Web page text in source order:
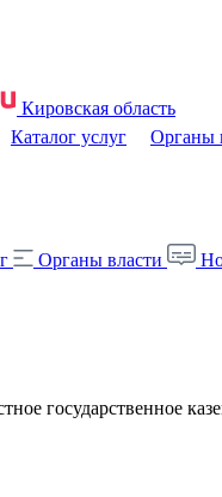
Кировская область
Каталог услуг Органы
Органы власти
государственное